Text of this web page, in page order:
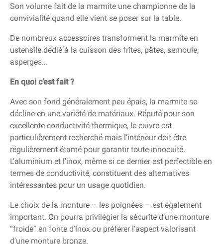
Son volume fait de la marmite une championne de la
convivialité quand elle vient se poser sur la table.
De nombreux accessoires transforment la marmite en
ustensile dédié à la cuisson des frites, pâtes, semoule,
asperges…
En quoi c’est fait ?
Avec son fond généralement peu épais, la marmite se
décline en une variété de matériaux. Réputé pour son
excellente conductivité thermique, le cuivre est
particulièrement recherché mais l’intérieur doit être
régulièrement étamé pour garantir toute innocuité.
L’aluminium et l’inox, même si ce dernier est perfectible en
termes de conductivité, constituent des alternatives
intéressantes pour un usage quotidien.
Le choix de la monture – les poignées – est également
important. On pourra privilégier la sécurité d’une monture
“froide” en fonte d’inox ou préférer l’aspect valorisant
d’une monture bronze.